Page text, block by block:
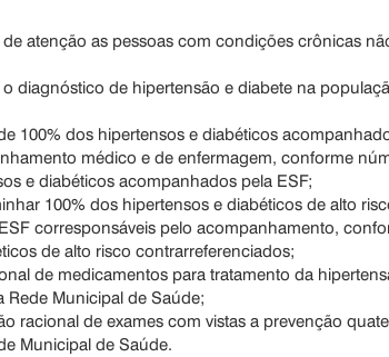
atenção as pessoas com condições crônicas
o diagnóstico de hipertensão e diabete na
100% dos hipertensos e diabéticos
médico e de enfermagem, conforme
e diabéticos acompanhados pela ESF;
100% dos hipertensos e diabéticos de alto
corresponsáveis pelo acompanhamento,
de alto risco contrarreferenciados;
de medicamentos para tratamento da
Rede Municipal de Saúde;
racional de exames com vistas a prevenção
Municipal de Saúde.